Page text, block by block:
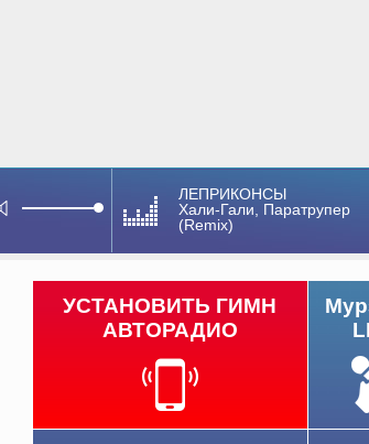
ЛЕПРИКОНСЫ
Хали-Гали, Паратрупер
(Remix)
УСТАНОВИТЬ ГИМН
АВТОРАДИО